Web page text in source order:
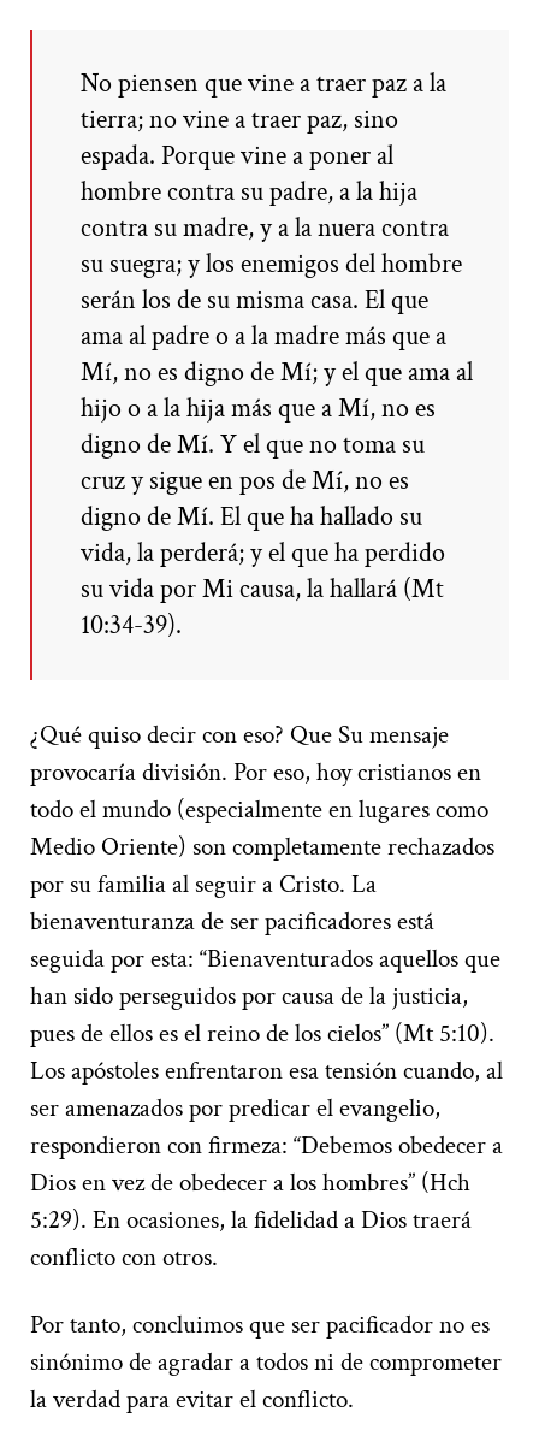
No piensen que vine a traer paz a la
tierra; no vine a traer paz, sino
espada. Porque vine a poner al
hombre contra su padre, a la hija
contra su madre, y a la nuera contra
su suegra; y los enemigos del hombre
serán los de su misma casa. El que
ama al padre o a la madre más que a
Mí, no es digno de Mí; y el que ama al
hijo o a la hija más que a Mí, no es
digno de Mí. Y el que no toma su
cruz y sigue en pos de Mí, no es
digno de Mí. El que ha hallado su
vida, la perderá; y el que ha perdido
su vida por Mi causa, la hallará (Mt
10:34-39).
¿Qué quiso decir con eso? Que Su mensaje
provocaría división. Por eso, hoy cristianos en
todo el mundo (especialmente en lugares como
Medio Oriente) son completamente rechazados
por su familia al seguir a Cristo. La
bienaventuranza de ser pacificadores está
seguida por esta: “Bienaventurados aquellos que
han sido perseguidos por causa de la justicia,
pues de ellos es el reino de los cielos” (Mt 5:10).
Los apóstoles enfrentaron esa tensión cuando, al
ser amenazados por predicar el evangelio,
respondieron con firmeza: “Debemos obedecer a
Dios en vez de obedecer a los hombres” (Hch
5:29). En ocasiones, la fidelidad a Dios traerá
conflicto con otros.
Por tanto, concluimos que ser pacificador no es
sinónimo de agradar a todos ni de comprometer
la verdad para evitar el conflicto.